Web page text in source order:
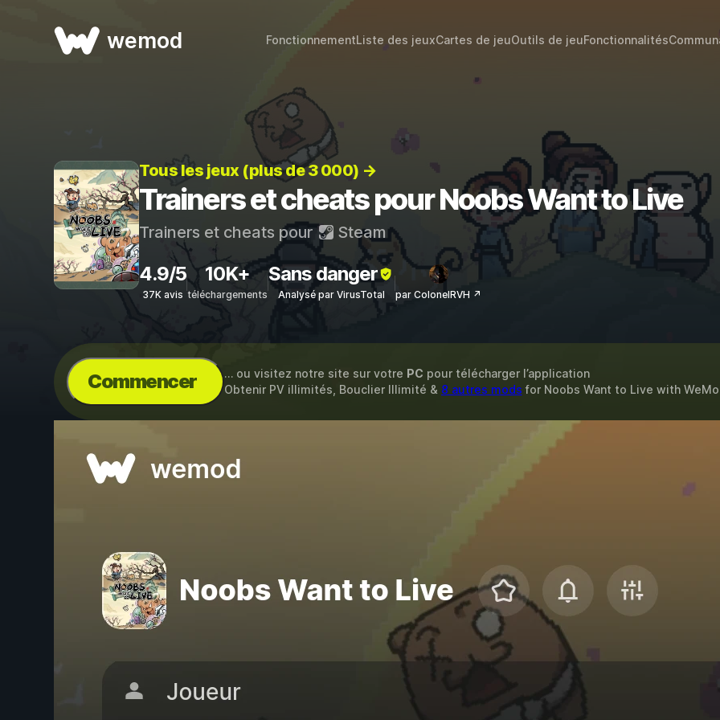
wemod FonctionnementListe des jeuxCartes de jeuOutils de jeuFonctionnalités
Tous les jeux (plus de 3 000) →
Trainers et cheats pour Noobs Want to Live
Trainers et cheats pour Steam
4.9/5
37K avis
10K+
téléchargements
Sans danger
Analysé par VirusTotal par ColonelRVH ↗
Commencer … ou visitez notre site sur votre PC pour télécharger l’application
Obtenir PV illimités, Bouclier Illimité & 8 autres mods for Noobs Want to Live with